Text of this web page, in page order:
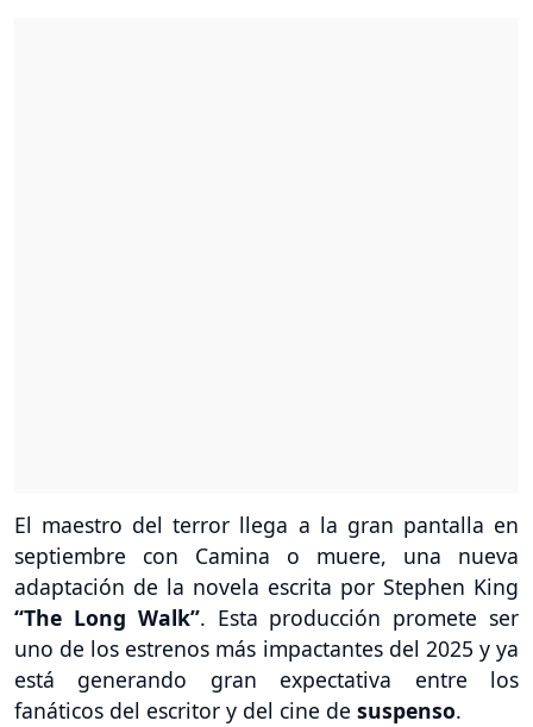
El maestro del terror llega a la gran pantalla en
septiembre con Camina o muere, una nueva
adaptación de la novela escrita por Stephen King
“The Long Walk”. Esta producción promete ser
uno de los estrenos más impactantes del 2025 y ya
está generando gran expectativa entre los
fanáticos del escritor y del cine de suspenso.